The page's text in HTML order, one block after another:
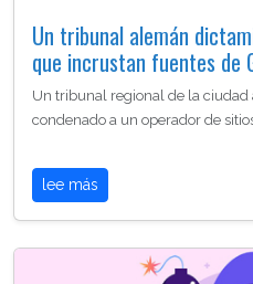
Un tribunal alemán
que incrustan fuentes de
Un tribunal regional de la
condenado a un operador de
lee más